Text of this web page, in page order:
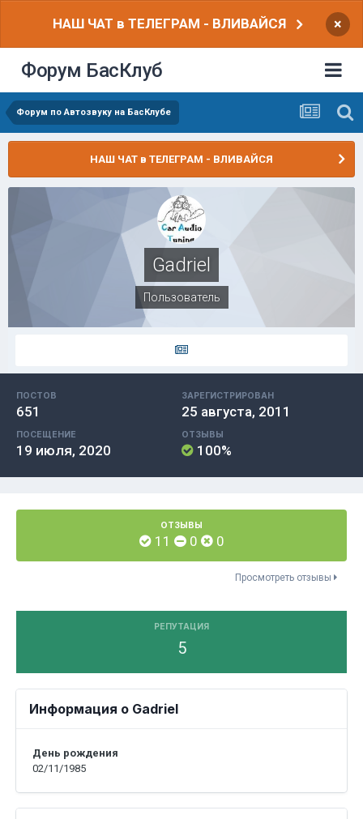
НАШ ЧАТ в ТЕЛЕГРАМ - ВЛИВАЙСЯ ×
Форум БасКлуб
Форум по Автозвуку на БасКлубе
НАШ ЧАТ в ТЕЛЕГРАМ - ВЛИВАЙСЯ
Gadriel
Пользователь
ПОСТОВ
651
ЗАРЕГИСТРИРОВАН
25 августа, 2011
ПОСЕЩЕНИЕ
19 июля, 2020
ОТЗЫВЫ
100%
ОТЗЫВЫ
11 0 0
Просмотреть отзывы
РЕПУТАЦИЯ
5
Информация о Gadriel
День рождения
02/11/1985